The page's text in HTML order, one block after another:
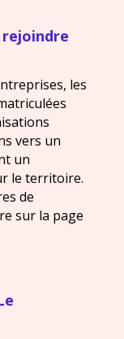
les
vers un
un
le territoire.
de
sur la page